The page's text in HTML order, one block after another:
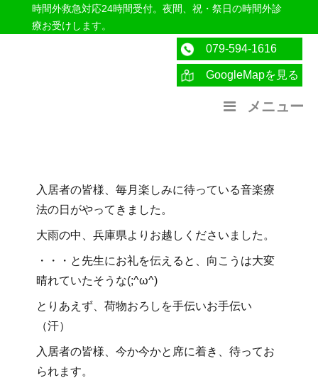
時間外救急対応24時間受付。夜間、祝・祭日の時間外診
療お受けします。
医療法人社団紀洋会 公式サイト
079-594-1616
GoogleMapを見る
メニュー
入居者の皆様、毎月楽しみに待っている音楽療
法の日がやってきました。
大雨の中、兵庫県よりお越しくださいました。
・・・と先生にお礼を伝えると、向こうは大変
晴れていたそうな(;^ω^)
とりあえず、荷物おろしを手伝いお手伝い
（汗）
入居者の皆様、今か今かと席に着き、待ってお
られます。